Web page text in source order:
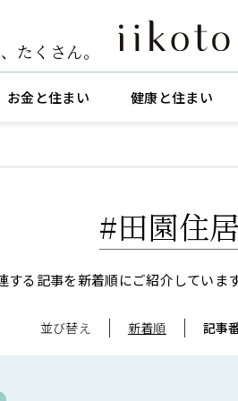
、 たくさん。
お金と住まい 健康と住まい
#田園住
する記事を新着順にご紹介しています
並び替え 新着順 記事